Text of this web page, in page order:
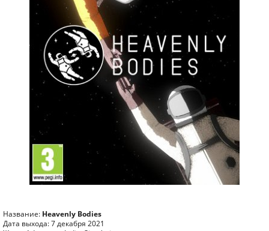
Название: Heavenly Bodies
Дата выхода: 7 декабря 2021